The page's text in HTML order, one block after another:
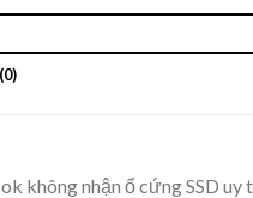
không nhận ổ cứng SSD uy